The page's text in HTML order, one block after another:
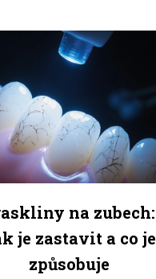
na zubech:
je zastavit a co je
způsobuje